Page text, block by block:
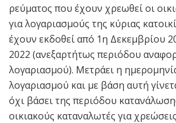
ρεύματος που έχουν χρεωθεί οι
για λογαριασμούς της κύριας
έχουν εκδοθεί από 1η Δεκεμβρίου
2022 (ανεξαρτήτως περιόδου
λογαριασμού). Μετράει η
λογαριασμού και με βάση αυτή
όχι βάσει της περιόδου
οικιακούς καταναλωτές για